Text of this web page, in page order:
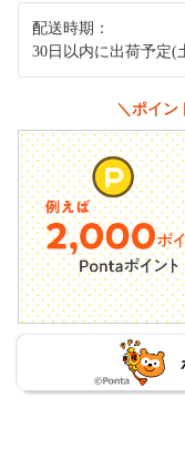
配送時期：
30日以内に出荷予定(
＼ポイン